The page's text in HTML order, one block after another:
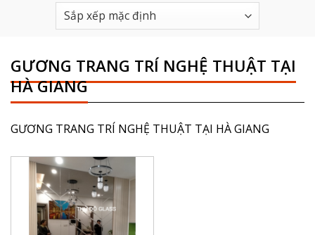
GƯƠNG TRANG TRÍ NGHỆ THUẬT TẠI
HÀ GIANG
GƯƠNG TRANG TRÍ NGHỆ THUẬT TẠI HÀ GIANG